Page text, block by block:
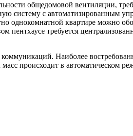
общедомовой вентиляции,
систему с автоматизированным
однокомнатной квартире можно
требуется
Наиболее
происходит в автоматическом